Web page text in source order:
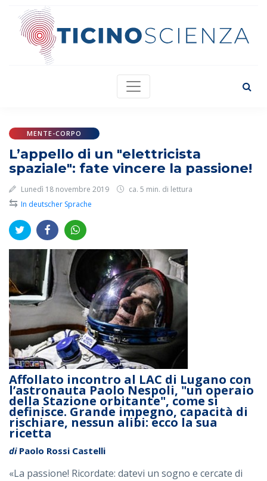
MENTE-CORPO
L’appello di un "elettricista
spaziale": fate vincere la passione!
Lunedì 18 novembre 2019 ca. 5 min. di lettura
⇆ In deutscher Sprache
Affollato incontro al LAC di Lugano con
l’astronauta Paolo Nespoli, "un operaio
della Stazione orbitante", come si
definisce. Grande impegno, capacità di
rischiare, nessun alibi: ecco la sua
ricetta
diPaolo Rossi Castelli
«La passione! Ricordate: datevi un sogno e cercate di